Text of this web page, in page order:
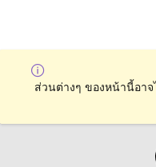
ส่วนต่างๆ ของหน้านี้อา